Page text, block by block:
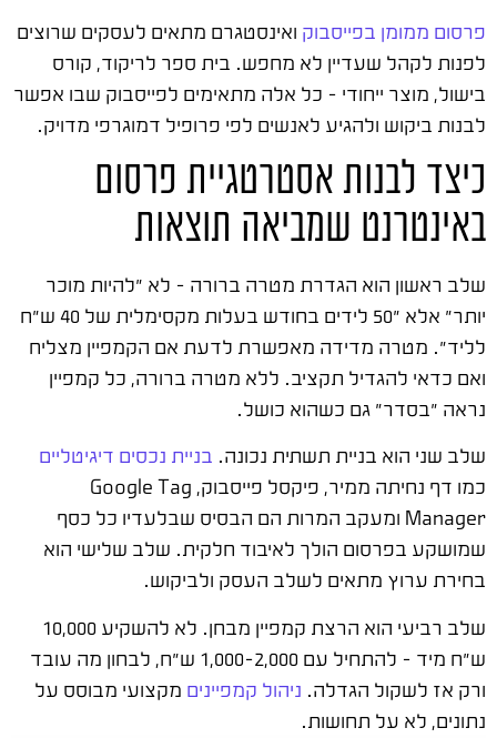
פרסום ממומן בפייסבוק ואינסטגרם מתאים לעסקים שרוצים
לפנות לקהל שעדיין לא מחפש. בית ספר לריקוד, קורס
בישול, מוצר ייחודי – כל אלה מתאימים לפייסבוק שבו אפשר
לבנות ביקוש ולהגיע לאנשים לפי פרופיל דמוגרפי מדויק.
כיצד לבנות אסטרטגיית פרסום
באינטרנט שמביאה תוצאות
שלב ראשון הוא הגדרת מטרה ברורה – לא "להיות מוכר
יותר" אלא "50 לידים בחודש בעלות מקסימלית של 40 ש"ח
לליד". מטרה מדידה מאפשרת לדעת אם הקמפיין מצליח
ואם כדאי להגדיל תקציב. ללא מטרה ברורה, כל קמפיין
נראה "בסדר" גם כשהוא כושל.
שלב שני הוא בניית תשתית נכונה. בניית נכסים דיגיטליים
כמו דף נחיתה ממיר, פיקסל פייסבוק, Google Tag
Manager ומעקב המרות הם הבסיס שבלעדיו כל כסף
שמושקע בפרסום הולך לאיבוד חלקית. שלב שלישי הוא
בחירת ערוץ מתאים לשלב העסק ולביקוש.
שלב רביעי הוא הרצת קמפיין מבחן. לא להשקיע 10,000
ש"ח מיד – להתחיל עם 1,000-2,000 ש"ח, לבחון מה עובד
ורק אז לשקול הגדלה. ניהול קמפיינים מקצועי מבוסס על
נתונים, לא על תחושות.